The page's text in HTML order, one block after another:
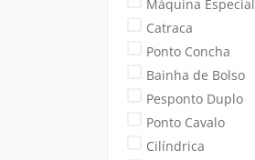
Máquina Especial
Catraca
Ponto Concha
Bainha de Bolso
Pesponto Duplo
Ponto Cavalo
Cilíndrica